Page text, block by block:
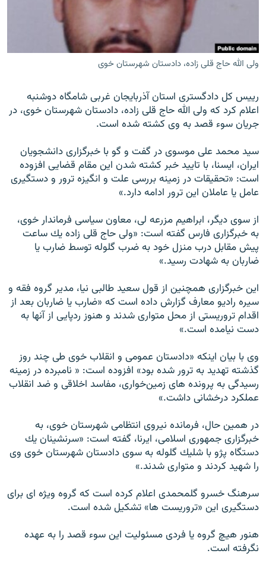
زبان‌های دیگر
ولى الله حاج قلى زاده، دادستان شهرستان خوى
رييس كل دادگسترى استان آذربايجان غربى شامگاه دوشنبه
اعلام كرد كه ولى الله حاج قلى زاده، دادستان شهرستان خوى، در
جريان سوء قصد به وی كشته شده است.
سيد محمد على موسوى در گفت و گو با خبرگزارى دانشجويان
ايران، ايسنا، با تاييد خبر كشته شدن اين مقام قضايى افزوده
است: «تحقيقات در زمينه بررسى علت و انگيزه ترور و دستگيرى
عامل يا عاملان اين ترور ادامه دارد.»
از سوى ديگر، ابراهيم مزرعه لى، معاون سياسى فرماندار خوى،
به خبرگزارى فارس گفته است: «ولى حاج ‌قلى زاده يك ساعت
پيش مقابل درب منزل خود به ضرب گلوله توسط ضارب يا
ضاربان به شهادت رسيد.»
اين خبرگزارى همچنين از قول سعيد طالبى‌ نيا، مدير گروه فقه و
سيره راديو معارف گزارش داده است كه «ضارب يا ضاربان بعد از
اقدام تروريستى از محل متوارى شدند و هنوز ردپايى از آنها به
دست نيامده است.»
وى با بيان اينكه «دادستان عمومى و انقلاب خوى طى چند روز
گذشته تهديد به ترور شده بود» افزوده است: « نامبرده در زمينه
رسيدگى به پرونده‌ هاى زمين‌خوارى، مفاسد اخلاقى و ضد انقلاب
عملكرد درخشانى داشت.»
در همين حال، فرمانده نيروى انتظامى شهرستان خوى، به
خبرگزارى جمهورى اسلامى، ايرنا، گفته است: «سرنشينان يك
دستگاه پژو با شليك گلوله به سوى دادستان شهرستان خوى وى
را شهيد كردند و متوارى شدند.»
سرهنگ خسرو گلمحمدى اعلام كرده است كه گروه ويژه اى براى
دستگيرى اين «تروريست ها» تشكيل شده است.
هنور هيچ گروه يا فردى مسئوليت اين سوء قصد را به عهده
نگرفته است.